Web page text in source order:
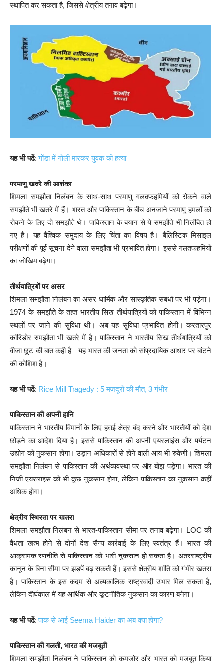
स्थापित कर सकता है, जिससे क्षेत्रीय तनाव बढ़ेगा।
यह भी पढें:गोंडा में गोली मारकर युवक की हत्या
परमाणु खतरे की आशंका
शिमला समझौता निलंबन के साथ-साथ परमाणु गलतफहमियों को रोकने वाले
समझौते भी खतरे में हैं। भारत और पाकिस्तान के बीच अनजाने परमाणु हमलों को
रोकने के लिए दो समझौते थे। पाकिस्तान के बयान से ये समझौते भी निलंबित हो
गए हैं। यह वैश्विक समुदाय के लिए चिंता का विषय है। बैलिस्टिक मिसाइल
परीक्षणों की पूर्व सूचना देने वाला समझौता भी प्रभावित होगा। इससे गलतफहमियों
का जोखिम बढ़ेगा।
तीर्थयात्रियों पर असर
शिमला समझौता निलंबन का असर धार्मिक और सांस्कृतिक संबंधों पर भी पड़ेगा।
1974 के समझौते के तहत भारतीय सिख तीर्थयात्रियों को पाकिस्तान में विभिन्न
स्थलों पर जाने की सुविधा थी। अब यह सुविधा प्रभावित होगी। करतारपुर
कॉरिडोर समझौता भी खतरे में है। पाकिस्तान ने भारतीय सिख तीर्थयात्रियों को
वीजा छूट की बात कही है। यह भारत की जनता को सांप्रदायिक आधार पर बांटने
की कोशिश है।
यह भी पढें: Rice Mill Tragedy : 5 मजदूरों की मौत, 3 गंभीर
पाकिस्तान की अपनी हानि
पाकिस्तान ने भारतीय विमानों के लिए हवाई क्षेत्र बंद करने और भारतीयों को देश
छोड़ने का आदेश दिया है। इससे पाकिस्तान की अपनी एयरलाइंस और पर्यटन
उद्योग को नुकसान होगा। उड़ान अधिकारों से होने वाली आय भी रुकेगी। शिमला
समझौता निलंबन से पाकिस्तान की अर्थव्यवस्था पर और बोझ पड़ेगा। भारत की
निजी एयरलाइंस को भी कुछ नुकसान होगा, लेकिन पाकिस्तान का नुकसान कहीं
अधिक होगा।
क्षेत्रीय स्थिरता पर खतरा
शिमला समझौता निलंबन से भारत-पाकिस्तान सीमा पर तनाव बढ़ेगा। LOC की
वैधता खत्म होने से दोनों देश सैन्य कार्रवाई के लिए स्वतंत्र हैं। भारत की
आक्रामक रणनीति से पाकिस्तान को भारी नुकसान हो सकता है। अंतरराष्ट्रीय
कानून के बिना सीमा पर झड़पें बढ़ सकती हैं। इससे क्षेत्रीय शांति को गंभीर खतरा
है। पाकिस्तान के इस कदम से अल्पकालिक राष्ट्रवादी उभार मिल सकता है,
लेकिन दीर्घकाल में यह आर्थिक और कूटनीतिक नुकसान का कारण बनेगा।
यह भी पढें:पाक से आई Seema Haider का अब क्या होगा?
पाकिस्तान की गलती, भारत की मजबूती
शिमला समझौता निलंबन ने पाकिस्तान को कमजोर और भारत को मजबूत किया